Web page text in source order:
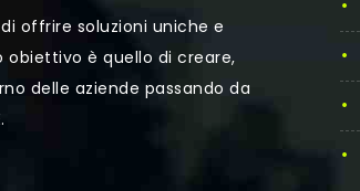
offrire soluzioni uniche e
obiettivo è quello di creare,
delle aziende passando da